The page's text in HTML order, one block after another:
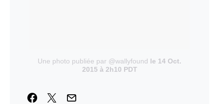
Une photo publiée par @wallyfound le 14 Oct.
2015 à 2h10 PDT